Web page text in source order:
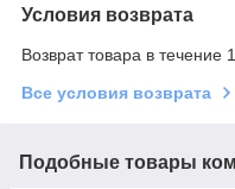
Условия возврата
Возврат товара в течение
Все условия возврата
Подобные товары